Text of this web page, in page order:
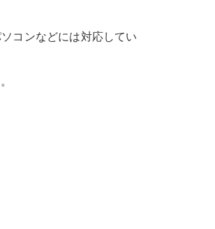
コンなどには対応してい